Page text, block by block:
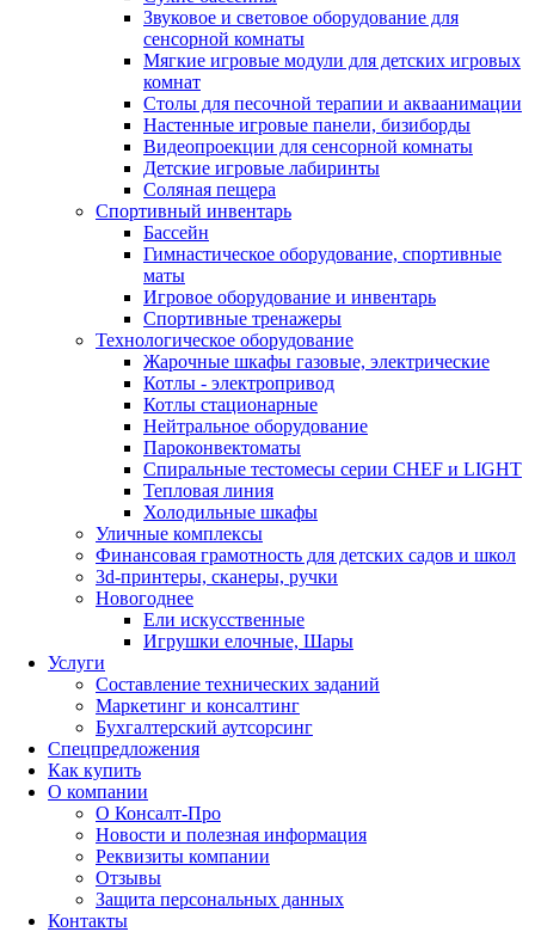
Звуковое и световое оборудование для
сенсорной комнаты
Мягкие игровые модули для детских игровых
комнат
Столы для песочной терапии и акваанимации
Настенные игровые панели, бизиборды
Видеопроекции для сенсорной комнаты
Детские игровые лабиринты
Соляная пещера
Спортивный инвентарь
Бассейн
Гимнастическое оборудование, спортивные
маты
Игровое оборудование и инвентарь
Спортивные тренажеры
Технологическое оборудование
Жарочные шкафы газовые, электрические
Котлы - электропривод
Котлы стационарные
Нейтральное оборудование
Пароконвектоматы
Спиральные тестомесы серии CHEF и LIGHT
Тепловая линия
Холодильные шкафы
Уличные комплексы
Финансовая грамотность для детских садов и школ
3d-принтеры, сканеры, ручки
Новогоднее
Ели искусственные
Игрушки елочные, Шары
Услуги
Составление технических заданий
Маркетинг и консалтинг
Бухгалтерский аутсорсинг
Спецпредложения
Как купить
О компании
О Консалт-Про
Новости и полезная информация
Реквизиты компании
Отзывы
Защита персональных данных
Контакты